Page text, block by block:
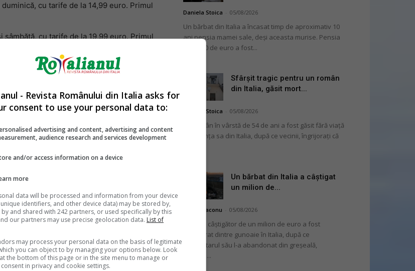
cu tarife de la 14,99 euro. Primul
cu tarife de la 19,99 euro. Primul
Italia și România, răspunzând cererii
între cele două țări.
Daniela Stoica 05/08/2026
Un bărbat din Italia a încasat timp de aproximativ 10
ani pensia mamei sale, deși aceasta murise. Pensia
de 2.000 de euro a fost...
Sfârșit tragic pentru un român
din Italia, găsit mort...
Daniela Stoica 05/08/2026
Un român în vârstă de 54 de ani a fost găsit fără viață
în locuința sa din Italia, după ce vecinii, îngrijorați că
Un bărbat din Italia a câștigat
un milion de...
Mihai Diaconu 05/08/2026
Un bilet câștigător de un milion de euro a fost
recuperat dintre gunoaie în Italia, după ce
proprietarul său l-a abandonat din greșeală,
convins...
- Revista Românului din Italia asks for
consent to use your personal data to:
advertising and content, advertising and content
audience research and services development
and/or access information on a device
more
data will be processed and information from your device
identifiers, and other device data) may be stored by,
by and shared with 242 partners, or used specifically by this
our partners may use precise geolocation data. List of
may process your personal data on the basis of legitimate
you can object to by managing your options below. Look
the bottom of this page or in the site menu to manage or
in privacy and cookie settings.